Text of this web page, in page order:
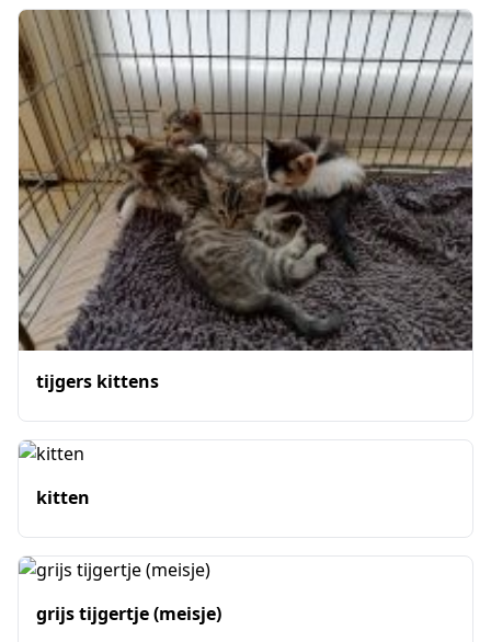
tijgers kittens
kitten
grijs tijgertje (meisje)